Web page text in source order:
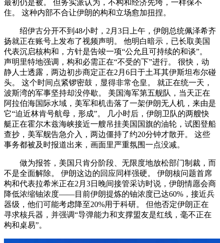
最初仍是被。 但务实派认为，不构和经济先垮，一样保不
住。 这种内部不合让伊朗的构和立场愈加扭捏。
绍伊古分开不到48小时，2月3日上午，伊朗总统佩泽希齐
扬就正在账号上发布了视频声明。 他明白暗示，已长取美国
代表沉启核构和，方针是告竣一项“公允且可持续的和谈”。
声明里特地强调，构和必需正在“不受的下”进行。 很快，动
静人士透露，两边初步商定正在2月6日于土耳其伊斯坦布尔碰
头。 这个时间点紧锣密鼓，显得非常仓皇。 就正在统一天，
波斯湾的军事坚持却没停歇。 美国海军第五舰队，当天正在
阿拉伯海国际水域，美军和机击落了一架伊朗无人机，来由是
它“迫近林肯号航母，形成”。 几小时后，伊朗卫队的两艘快
艇正在霍尔木兹海峡接近一艘吊挂美国国旗的油轮，试图登船
查抄，美军舰告急介入，两边僵持了约20分钟才散开。 这些
事务都被及时报道出来，画面里严重氛围一点没减。
做为报答，美国只肯分阶段、无限度地放松部门制裁，而
不是全面解除。 伊朗这边的回应同样强硬。 伊朗核问题首席
构和代表拉希米正在2月3日晚间接管采访时说，伊朗情愿会商
降低浓缩铀浓度——目前伊朗提炼的铀浓度已达60%，接近兵
器级，他们可能考虑降至20%用于科研。 但他否定伊朗正在
寻求核兵器，并强调“导弹能力和支撑盟友是红线，毫不正在
构和桌易”。